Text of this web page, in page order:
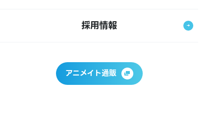
採用情報
アニメイト通販